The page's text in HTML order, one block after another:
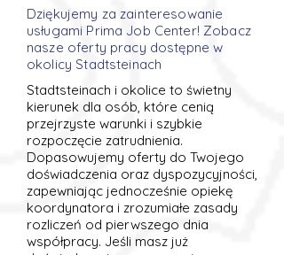
Dziękujemy za zainteresowanie
usługami Prima Job Center! Zobacz
nasze oferty pracy dostępne w
okolicy Stadtsteinach
Stadtsteinach i okolice to świetny
kierunek dla osób, które cenią
przejrzyste warunki i szybkie
rozpoczęcie zatrudnienia.
Dopasowujemy oferty do Twojego
doświadczenia oraz dyspozycyjności,
zapewniając jednocześnie opiekę
koordynatora i zrozumiałe zasady
rozliczeń od pierwszego dnia
współpracy. Jeśli masz już